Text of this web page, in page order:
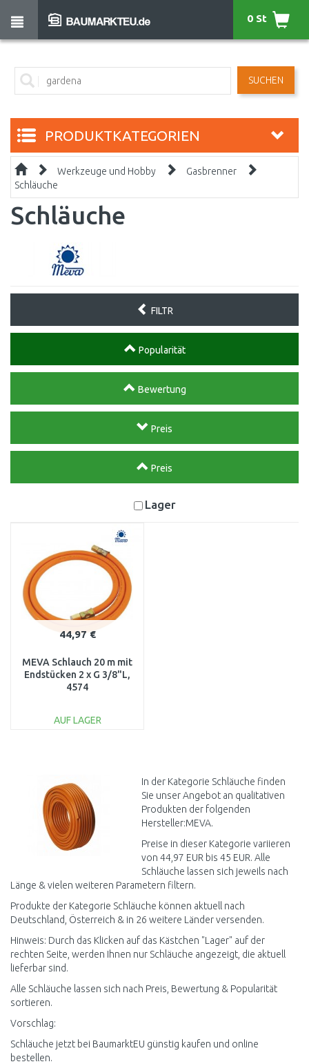
SUCHEN
0 St
PRODUKTKATEGORIEN
Werkzeuge und Hobby
Gasbrenner
Schläuche
Schläuche
FILTR
Popularität
Bewertung
Preis
Preis
Lager
44,97 €
MEVA Schlauch 20 m mit
Endstücken 2 x G 3/8"L,
4574
AUF LAGER
In der Kategorie Schläuche finden
Sie unser Angebot an qualitativen
Produkten der folgenden
Hersteller:MEVA.
Preise in dieser Kategorie variieren
von 44,97 EUR bis 45 EUR. Alle
Schläuche lassen sich jeweils nach
Länge & vielen weiteren Parametern filtern.
Produkte der Kategorie Schläuche können aktuell nach
Deutschland, Österreich & in 26 weitere Länder versenden.
Hinweis: Durch das Klicken auf das Kästchen "Lager" auf der
rechten Seite, werden Ihnen nur Schläuche angezeigt, die aktuell
lieferbar sind.
Alle Schläuche lassen sich nach Preis, Bewertung & Popularität
sortieren.
Vorschlag:
Schläuche jetzt bei BaumarktEU günstig kaufen und online
bestellen.